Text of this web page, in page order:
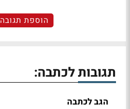
הוספת תגובה
תגובות לכתבה:
הגב לכתבה